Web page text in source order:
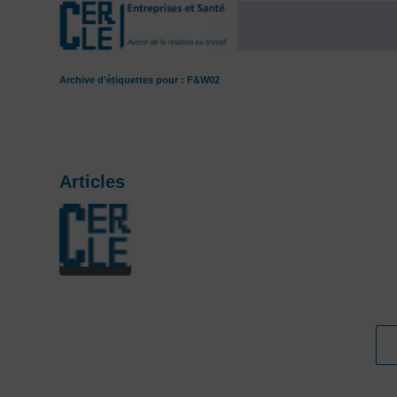
Archive d’étiquettes pour : F&W02
Articles